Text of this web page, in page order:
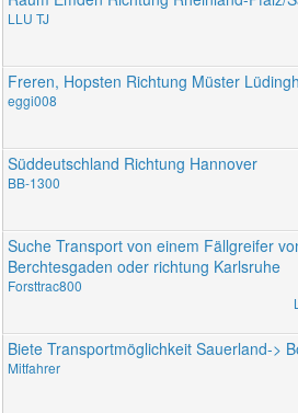
LLU TJ
Freren, Hopsten Richtung Müster
eggi008
Süddeutschland Richtung Hannover
BB-1300
Suche Transport von einem Fällgreifer
Berchtesgaden oder richtung Karlsruhe
Forsttrac800
Biete Transportmöglichkeit Sauerland->
Mitfahrer